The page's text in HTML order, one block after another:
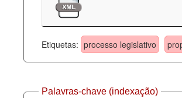
Etiquetas: processo legislativo
Palavras-chave (indexação)